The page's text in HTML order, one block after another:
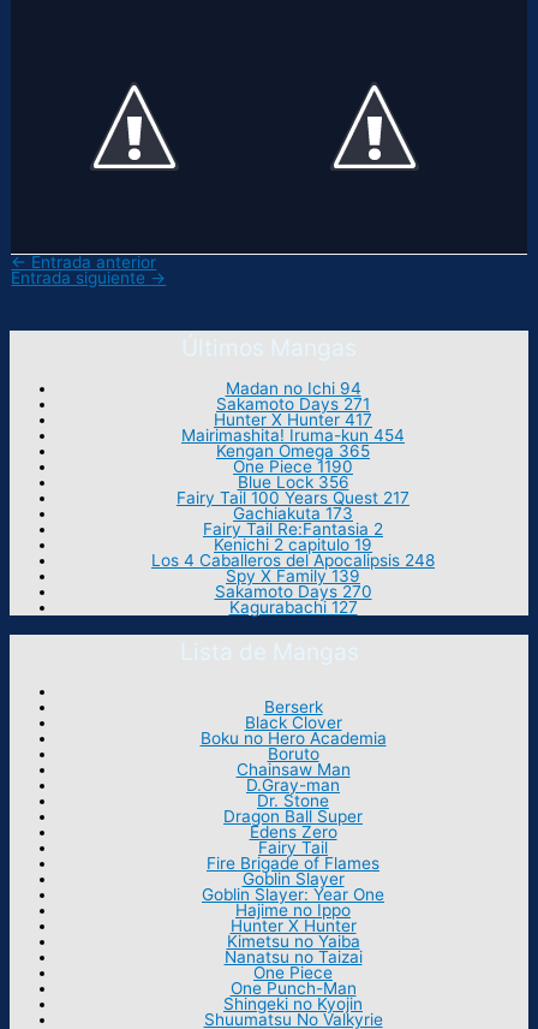
← Entrada anterior
Entrada siguiente →
Últimos Mangas
Madan no Ichi 94
Sakamoto Days 271
Hunter X Hunter 417
Mairimashita! Iruma-kun 454
Kengan Omega 365
One Piece 1190
Blue Lock 356
Fairy Tail 100 Years Quest 217
Gachiakuta 173
Fairy Tail Re:Fantasia 2
Kenichi 2 capitulo 19
Los 4 Caballeros del Apocalipsis 248
Spy X Family 139
Sakamoto Days 270
Kagurabachi 127
Lista de Mangas
Berserk
Black Clover
Boku no Hero Academia
Boruto
Chainsaw Man
D.Gray-man
Dr. Stone
Dragon Ball Super
Edens Zero
Fairy Tail
Fire Brigade of Flames
Goblin Slayer
Goblin Slayer: Year One
Hajime no Ippo
Hunter X Hunter
Kimetsu no Yaiba
Nanatsu no Taizai
One Piece
One Punch-Man
Shingeki no Kyojin
Shuumatsu No Valkyrie